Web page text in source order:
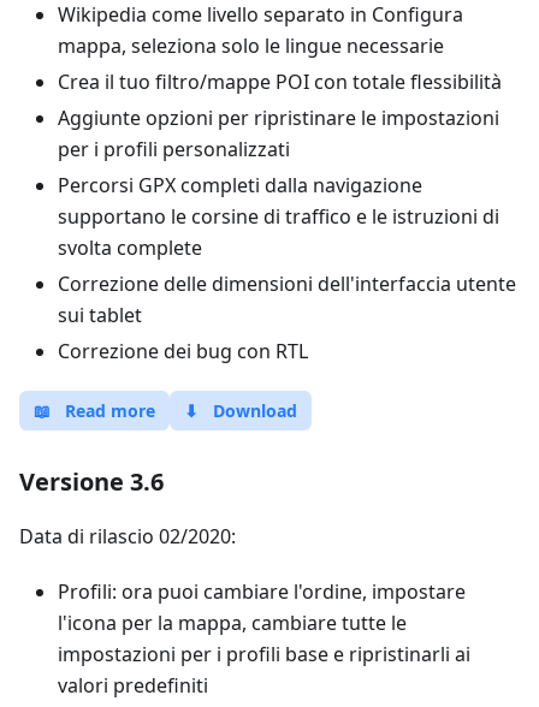
Wikipedia come livello separato in Configura
mappa, seleziona solo le lingue necessarie
Crea il tuo filtro/mappe POI con totale flessibilità
Aggiunte opzioni per ripristinare le impostazioni
per i profili personalizzati
Percorsi GPX completi dalla navigazione
supportano le corsine di traffico e le istruzioni di
svolta complete
Correzione delle dimensioni dell'interfaccia utente
sui tablet
Correzione dei bug con RTL
📖 Read more ⬇ Download
Versione 3.6
Data di rilascio 02/2020:
Profili: ora puoi cambiare l'ordine, impostare
l'icona per la mappa, cambiare tutte le
impostazioni per i profili base e ripristinarli ai
valori predefiniti